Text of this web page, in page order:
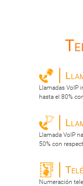
Llamadas VoIP
hasta el 80%
Llamada VoIP
50% con
Numeración